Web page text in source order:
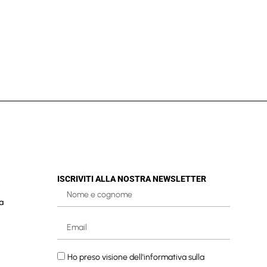
ISCRIVITI ALLA NOSTRA NEWSLETTER
Ho preso visione dell'informativa sulla